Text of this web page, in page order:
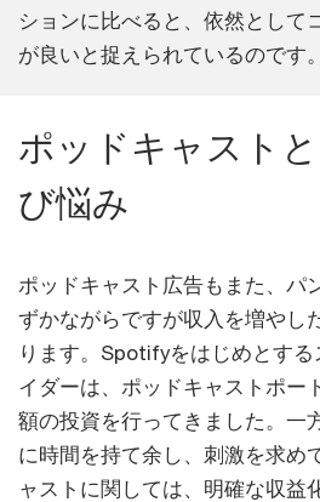
ションに比べると、依然として
が良いと捉えられているのです。
ポッドキャスト
び悩み
ポッドキャスト広告もまた、パ
ずかながらですが収入を増やし
ります。Spotifyをはじめとす
イダーは、ポッドキャストポー
額の投資を行ってきました。一
に時間を持て余し、刺激を求め
ャストに関しては、明確な収益